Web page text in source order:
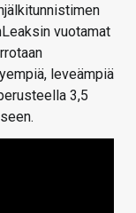
vuotamat
leveämpiä
3,5